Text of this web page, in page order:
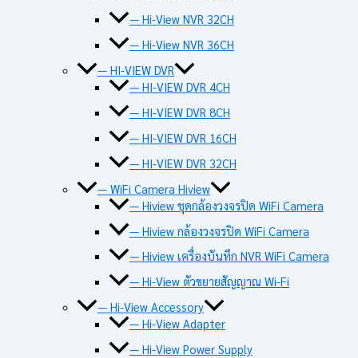
— Hi-View NVR 32CH
— Hi-View NVR 36CH
— HI-VIEW DVR
— HI-VIEW DVR 4CH
— HI-VIEW DVR 8CH
— HI-VIEW DVR 16CH
— HI-VIEW DVR 32CH
— WiFi Camera Hiview
— Hiview ชุดกล้องวงจรปิด WiFi Camera
— Hiview กล้องวงจรปิด WiFi Camera
— Hiview เครื่องบันทึก NVR WiFi Camera
— Hi-View ตัวขยายสัญญาณ Wi-Fi
— Hi-View Accessory
— Hi-View Adapter
— Hi-View Power Supply